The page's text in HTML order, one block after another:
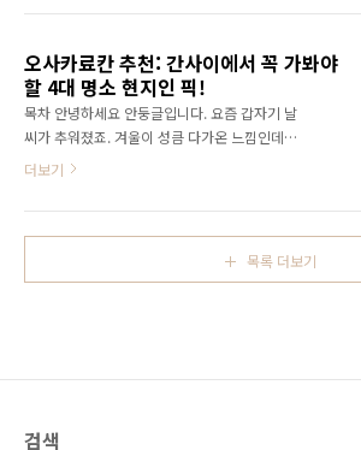
작성 때문에 허둥지둥하는 경우가 많은데요. 미
리미리 정보를 메모해놓으..
나토구에 위치한 소라니와 온천은 도시의 번잡
마파크로, 2019년에 오픈한 이래 풍부한 시설과
서비스로 수많은 여행객들이 들리는 명소 중의
명소입니다. 역에서 바로 연결되어 있기 때문에
비오는 날에도 비를 맞지 않고 도착할 수 있습니
을 소개하려고 합니다. 도시 한가운데서 느낄 수
전하고자 합니다. HTML 삽입 미리보기할 수 없
오사카료칸 추천: 간사이에서 꼭 가봐야
할 4대 명소 현지인 픽!
목차 안녕하세요 안둥글입니다. 요즘 갑자기 날
씨가 추워졌죠. 겨울이 성큼 다가온 느낌인데요.
이럴때 일본여행을 계획하시는 분들은 온천이
을 만드실 수 있습니다. 그래서 오늘 오사카료칸
에 대해서 알아볼 생각인데요. 일반적으로 많이
들 찾으시는 료칸 말고 현지인들이 가는 유니크
한 곳으로 추천해드릴려고 합니다. 오사카에서
께 주변 관광정보도 함께 알려드리도록 하겠습
더보기
목록 더보기
검색